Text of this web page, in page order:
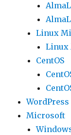
Linux
Linux
CentOS
WordPress
Microsoft